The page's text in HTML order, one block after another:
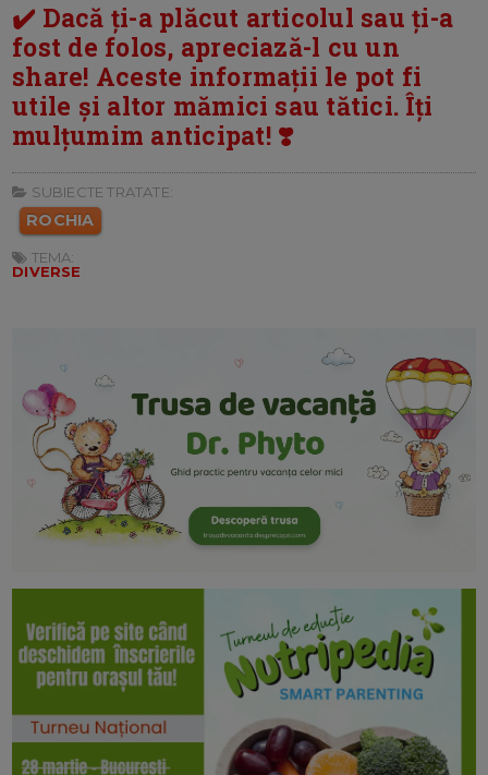
✔️ Dacă ți-a plăcut articolul sau ți-a
fost de folos, apreciază-l cu un
share! Aceste informații le pot fi
utile și altor mămici sau tătici. Îți
mulțumim anticipat! ❣️
SUBIECTE TRATATE:
ROCHIA
TEMA:
DIVERSE